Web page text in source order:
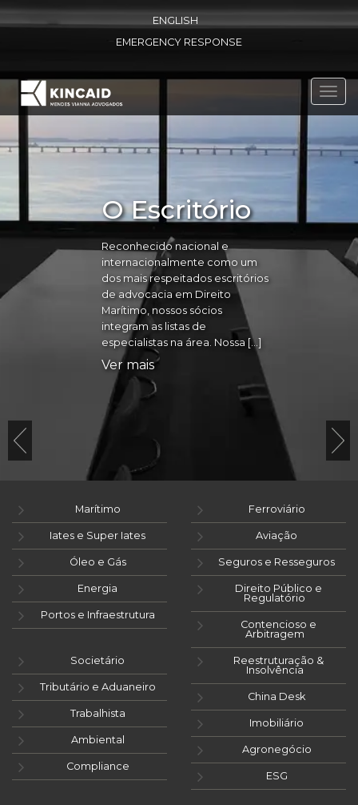
ENGLISH
EMERGENCY RESPONSE
O Escritório
Reconhecido nacional e
internacionalmente como um
dos mais respeitados escritórios
de advocacia em Direito
Marítimo, nossos sócios
integram as listas de
especialistas na área. Nossa […]
Ver mais
Marítimo
Iates e Super Iates
Óleo e Gás
Energia
Portos e Infraestrutura
Ferroviário
Aviação
Seguros e Resseguros
Direito Público e
Regulatório
Contencioso e
Arbitragem
Societário
Tributário e Aduaneiro
Trabalhista
Ambiental
Compliance
Reestruturação &
Insolvência
China Desk
Imobiliário
Agronegócio
ESG